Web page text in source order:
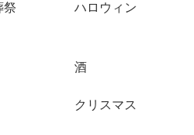
祭 ハロウィン
酒
クリスマス